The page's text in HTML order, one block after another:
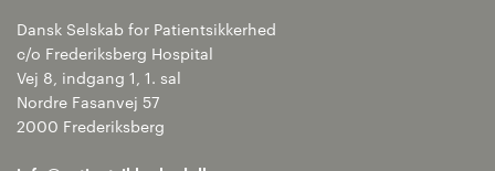
Dansk Selskab for Patientsikkerhed
c/o Frederiksberg Hospital
Vej 8, indgang 1, 1. sal
Nordre Fasanvej 57
2000 Frederiksberg